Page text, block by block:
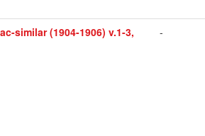
similar (1904-1906) v.1-3,
-